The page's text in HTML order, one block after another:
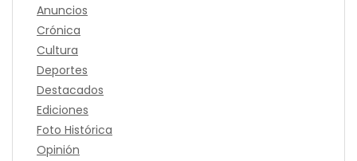
Anuncios
Crónica
Cultura
Deportes
Destacados
Ediciones
Foto Histórica
Opinión